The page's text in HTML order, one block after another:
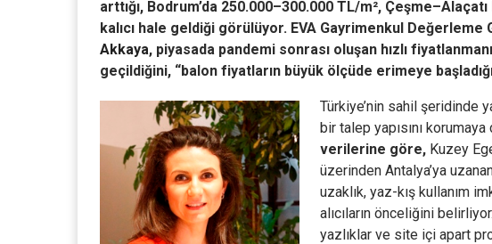
arttığı, Bodrum’da 250.000–300.000 TL/m²,
kalıcı hale geldiği görülüyor. EVA Gayrimenkul
Akkaya, piyasada pandemi sonrası oluşan hızlı
geçildiğini, “balon fiyatların büyük ölçüde erimeye
Türkiye’nin sahil şeridinde
bir talep yapısını
verilerine göre, Kuzey
üzerinden Antalya’ya
uzaklık, yaz-kış kullanım
alıcıların önceliğini
yazlıklar ve site içi apart